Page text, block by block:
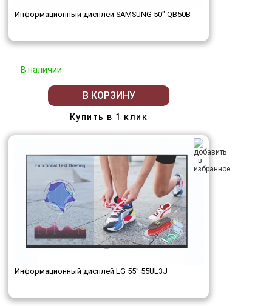
Информационный дисплей SAMSUNG 50" QB50B
В наличии
В КОРЗИНУ
Купить в 1 клик
Информационный дисплей LG 55" 55UL3J